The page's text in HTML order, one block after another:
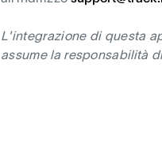
L'integrazione di questa
assume la responsabilità